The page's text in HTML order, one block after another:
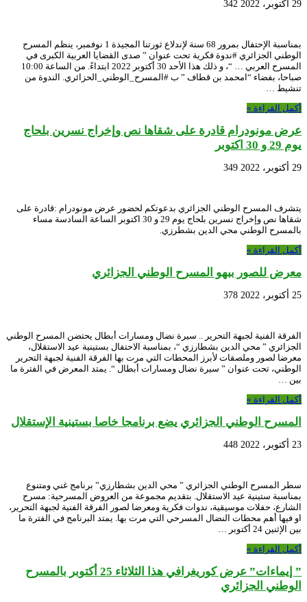
29 أكتوبر، 2022 342
بمناسبة الإحتفال بمرور 68 سنة لإندلاع ثورتنا المجيدة 1 نوفمبر، ينظم المسرح
الوطني الجزائري #ندوة فكرية تحت عنوان ” صدى القضايا العربية الكبرى في
المسرح العربي … “، و ذلك هذا الأحد 30 أكتوبر 2022 ابتداءً. من الساعة 10:00
صباحا، بفضاء “امحمد بن قطاف ” ب #المسرح_الوطني_الحزائري. الندوة من
تنشيط …
أكمل القراءة »
عرض مونودرام قادرة على شقاها نص وإخراج نسرين بلحاج
يوم 29 و 30 اكتوبر
29 أكتوبر، 2022 349
يتشرف المسرح الوطني الجزائري بدعوتكم لحضور عرض مونودرام :قادرة على
شقاها نص وإخراج نسرين بلحاج يوم 29 و 30 اكتوبر الساعة السادسة مساء
بالمسرح الوطني محي الدين بشطرزي.
أكمل القراءة »
معرض للصور ببهو المسرح الوطني الجزائري
25 أكتوبر، 2022 378
الفرقة الفنية لجبهة التحرير .. سيرة نضال ومسارات أبطال يحتضن المسرح الوطني
الجزائري ” محي الدين بشطارزي “، بمناسبة الاحتفال بستينية عيد الاستقلال،
معرضا لصور وملصقات لأبرز المحطات التي مرت بها الفرقة الفنية لجبهة التحرير
الوطني، تحت عنوان ” سيرة نضال ومسارات أبطال “. يمتد المعرض في الفترة ما
بين …
أكمل القراءة »
المسرح الوطني الجزائري يضع برنامجا خاصا بستينية الإستقلال
23 أكتوبر، 2022 448
سطر المسرح الوطني الجزائري ” محي الدين بشطارزي” برنامج غني ومتنوع
بمناسبة ستينية عيد الاستقلال. بتقديم مجموعة من العروض المسرحية: مسرح
الشارع، حفلات موسيقية، ندوات فكرية ومعرضا لصور الفرقة الفنية لجبهة التحرير،
او فيها أهم محطات النضال المسرحي التي مرت بها. يمتد البرنامج في الفترة ما
بين الإثنين 24 أكتوبر …
أكمل القراءة »
” إيماءات” عرض كوريغرافي هذا الثلاثاء 25 أكتوبر بالمسرح
الوطني الجزائري